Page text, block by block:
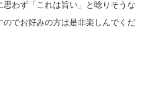
わず「これは旨い」と唸りそうな
のでお好みの方は是非楽しんでくだ